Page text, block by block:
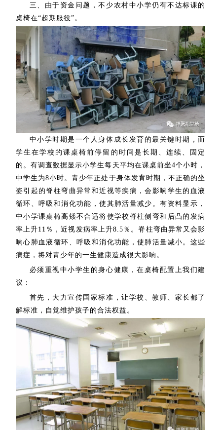
三、由于资金问题，不少农村中小学仍有不达标课的
桌椅在“超期服役”。
中小学时期是一个人身体成长发育的最关键时期，而
学生在学校的课桌椅前停留的时间是长期、连续、固定
的。有调查数据显示小学生每天平均在课桌前坐4个小时，
中学生为8小时。青少年正处于身体发育时期，不正确的坐
姿引起的脊柱弯曲异常和近视等疾病，会影响学生的血液
循环、呼吸和消化功能，使其肺活量减少。有资料显示，
中小学课桌椅高矮不合适将使学校脊柱侧弯和后凸的发病
率上升11％，近视发病率上升8.5％。脊柱弯曲异常又会影
响心肺血液循环、呼吸和消化功能，使肺活量减小。这些
病症，将对青少年的一生健康造成很大影响。
必须重视中小学生的身心健康，在桌椅配置上我们建
议：
首先，大力宣传国家标准，让学校、教师、家长都了
解标准，自觉维护孩子的合法权益。